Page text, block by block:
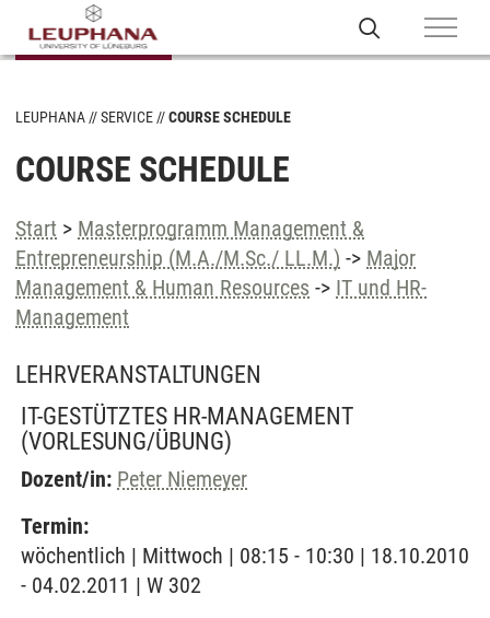
LEUPHANA SERVICE COURSE SCHEDULE
COURSE SCHEDULE
Start > Masterprogramm Management &
Entrepreneurship (M.A./M.Sc./ LL.M.) -> Major
Management & Human Resources -> IT und HR-
Management
LEHRVERANSTALTUNGEN
IT-GESTÜTZTES HR-MANAGEMENT
(VORLESUNG/ÜBUNG)
Dozent/in: Peter Niemeyer
Termin:
wöchentlich | Mittwoch | 08:15 - 10:30 | 18.10.2010
- 04.02.2011 | W 302